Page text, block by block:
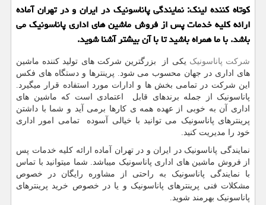
كوتاه كننده لینك: نمایندگی پاناسونیك در ایران و در تهران آماده
ارائه كلیه خدمات پس از فروش ماشین های اداری پاناسونیك می
باشد. با ما همراه باشید تا با آن بیشتر آشنا شوید.
شرکت پاناسونیک یکی از بزرگترین شرکت های تولید کننده ماشین
های اداری در جهان محسوب می شود. پرینترها و دستگاه های فکس
این شرکت در تمامی بخش ها و ادارات مورد استفاده قرار میگیرد.
پاناسونیک از جمله برندهای قابل اعتمادی است که ماشین های
اداری آن به خوبی از عهده همه ی کارها برمی آید و شما با داشتن
پرینترهای پاناسونیک می توانید با خیالی آسوده تمامی امور اداری
خود را مدیریت کنید.
نمایندگی پاناسونیک در ایران و در تهران آماده ارائه کلیه خدمات پس
از فروش ماشین های اداری پاناسونیک میباشد. شما میتوانید با تماس
با نمایندگی پاناسونیک به راحتی از مشاوره رایگان در خصوص
مشکلات فنی پرینترهای پاناسونیک و یا در خصوص خرید پرینترهای
پاناسونیک بهرمند شوید.